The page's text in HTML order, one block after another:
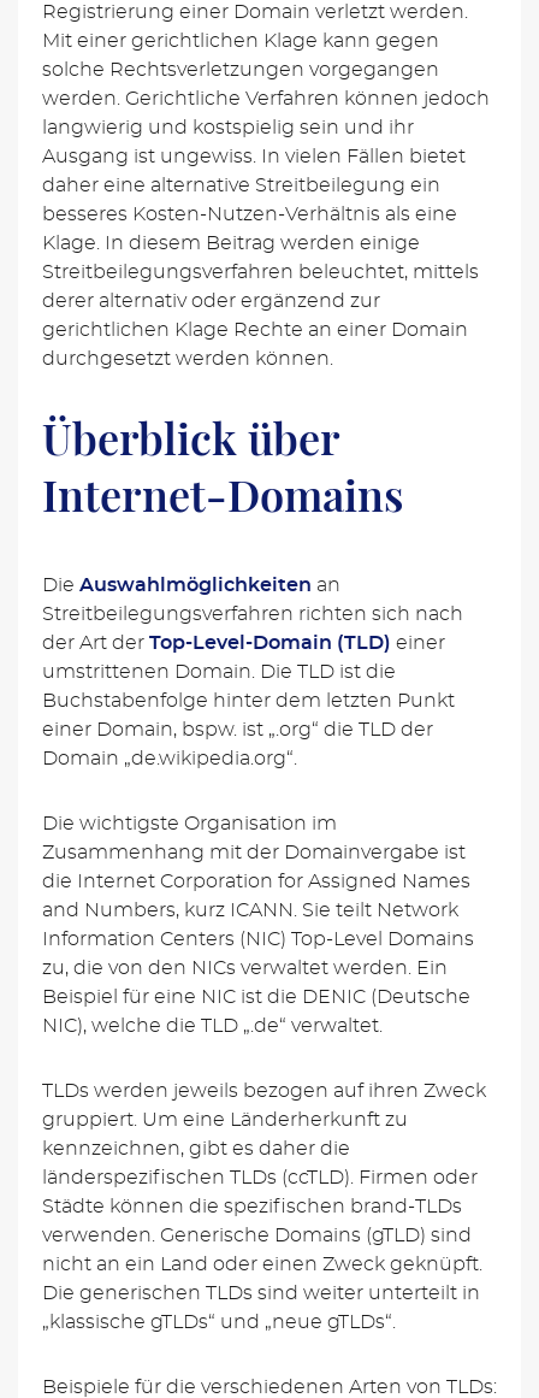
Registrierung einer Domain verletzt werden.
Mit einer gerichtlichen Klage kann gegen
solche Rechtsverletzungen vorgegangen
werden. Gerichtliche Verfahren können jedoch
langwierig und kostspielig sein und ihr
Ausgang ist ungewiss. In vielen Fällen bietet
daher eine alternative Streitbeilegung ein
besseres Kosten-Nutzen-Verhältnis als eine
Klage. In diesem Beitrag werden einige
Streitbeilegungsverfahren beleuchtet, mittels
derer alternativ oder ergänzend zur
gerichtlichen Klage Rechte an einer Domain
durchgesetzt werden können.
Überblick über
Internet-Domains
Die Auswahlmöglichkeiten an
Streitbeilegungsverfahren richten sich nach
der Art der Top-Level-Domain (TLD) einer
umstrittenen Domain. Die TLD ist die
Buchstabenfolge hinter dem letzten Punkt
einer Domain, bspw. ist „.org“ die TLD der
Domain „de.wikipedia.org“.
Die wichtigste Organisation im
Zusammenhang mit der Domainvergabe ist
die Internet Corporation for Assigned Names
and Numbers, kurz ICANN. Sie teilt Network
Information Centers (NIC) Top-Level Domains
zu, die von den NICs verwaltet werden. Ein
Beispiel für eine NIC ist die DENIC (Deutsche
NIC), welche die TLD „.de“ verwaltet.
TLDs werden jeweils bezogen auf ihren Zweck
gruppiert. Um eine Länderherkunft zu
kennzeichnen, gibt es daher die
länderspezifischen TLDs (ccTLD). Firmen oder
Städte können die spezifischen brand-TLDs
verwenden. Generische Domains (gTLD) sind
nicht an ein Land oder einen Zweck geknüpft.
Die generischen TLDs sind weiter unterteilt in
„klassische gTLDs“ und „neue gTLDs“.
Beispiele für die verschiedenen Arten von TLDs: